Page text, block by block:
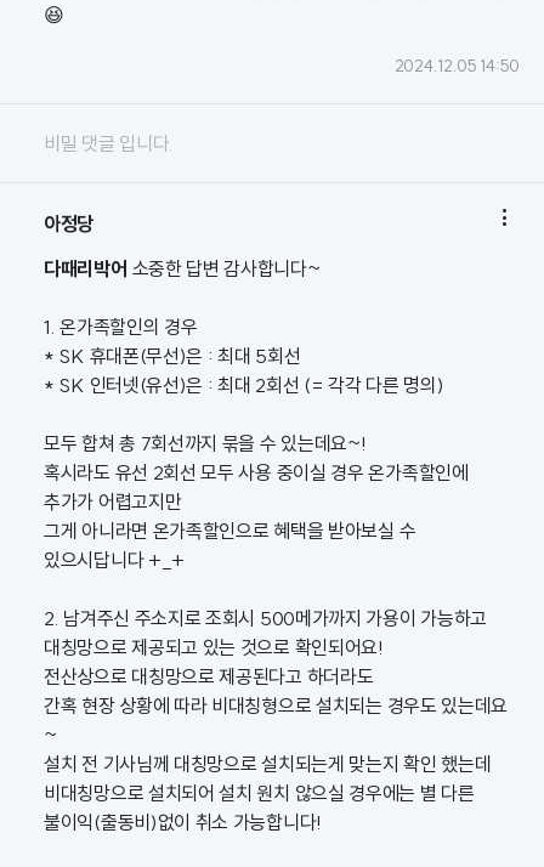
😆
2024.12.05 14:50
비밀 댓글 입니다.
아정당 
다때리박어 소중한 답변 감사합니다~
1. 온가족할인의 경우
* SK 휴대폰(무선)은 : 최대 5회선
* SK 인터넷(유선)은 : 최대 2회선 (= 각각 다른 명의)
모두 합쳐 총 7회선까지 묶을 수 있는데요~!
혹시라도 유선 2회선 모두 사용 중이실 경우 온가족할인에
추가가 어렵고지만
그게 아니라면 온가족할인으로 혜택을 받아보실 수
있으시답니다 +_+
2. 남겨주신 주소지로 조회시 500메가까지 가용이 가능하고
대칭망으로 제공되고 있는 것으로 확인되어요!
전산상으로 대칭망으로 제공된다고 하더라도
간혹 현장 상황에 따라 비대칭형으로 설치되는 경우도 있는데요
~
설치 전 기사님께 대칭망으로 설치되는게 맞는지 확인 했는데
비대칭망으로 설치되어 설치 원치 않으실 경우에는 별 다른
불이익(출동비)없이 취소 가능합니다!